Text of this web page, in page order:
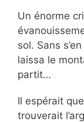
Un énorme
sol. Sans
laissa le
partit…
Il espérait
trouverait